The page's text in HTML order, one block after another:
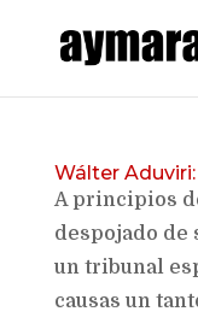
Wálter
A principios
despojado de
un tribunal
causas un